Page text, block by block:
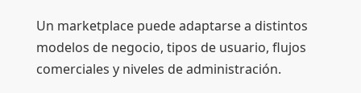
Un marketplace puede adaptarse a distintos
modelos de negocio, tipos de usuario, flujos
comerciales y niveles de administración.